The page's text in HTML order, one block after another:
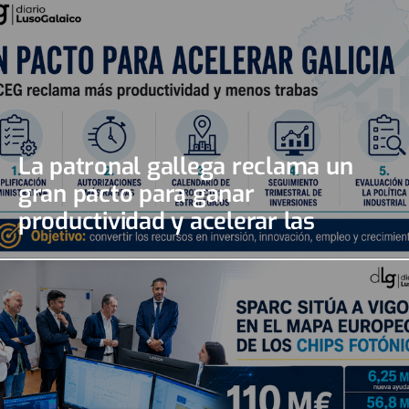
La patronal gallega reclama un
gran pacto para ganar
productividad y acelerar las
inversiones